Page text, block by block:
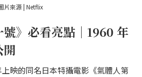
片來源 | Netflix
號》必看亮點｜1960 年
開
映的同名日本特攝電影《氣體人第